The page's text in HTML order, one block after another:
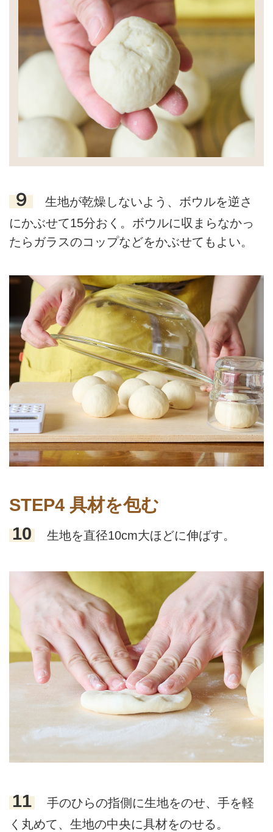
９
生地が乾燥しないよう、ボウルを逆さ
にかぶせて15分おく。ボウルに収まらなかっ
たらガラスのコップなどをかぶせてもよい。
STEP4 具材を包む
10
生地を直径10cm大ほどに伸ばす。
11
手のひらの指側に生地をのせ、手を軽
く丸めて、生地の中央に具材をのせる。